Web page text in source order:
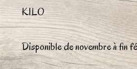
KILO
Disponible de novembre à fin